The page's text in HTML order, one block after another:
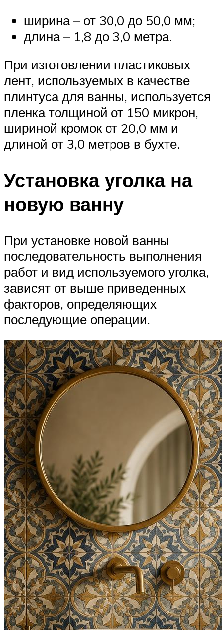
ширина – от 30,0 до 50,0 мм;
длина – 1,8 до 3,0 метра.
При изготовлении пластиковых
лент, используемых в качестве
плинтуса для ванны, используется
пленка толщиной от 150 микрон,
шириной кромок от 20,0 мм и
длиной от 3,0 метров в бухте.
Установка уголка на
новую ванну
При установке новой ванны
последовательность выполнения
работ и вид используемого уголка,
зависят от выше приведенных
факторов, определяющих
последующие операции.